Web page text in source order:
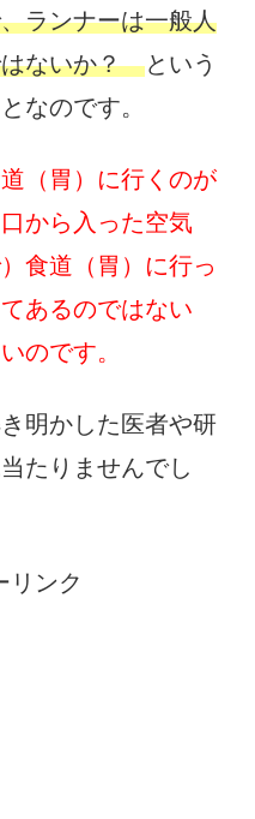
ランナーは一般人
はないか？という
なのです。
（胃）に行くのが
から入った空気
食道（胃）に行っ
あるのではない
のです。
明かした医者や研
たりませんでし
リンク